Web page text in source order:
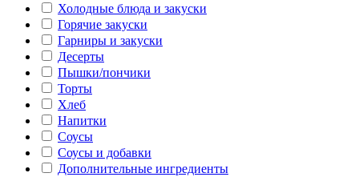
Холодные блюда и закуски
Горячие закуски
Гарниры и закуски
Десерты
Пышки/пончики
Торты
Хлеб
Напитки
Соусы
Соусы и добавки
Дополнительные ингредиенты